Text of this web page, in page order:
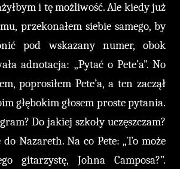
i tę możliwość. Ale kiedy już
przekonałem siebie samego, by
pod wskazany numer, obok
adnotacja: „Pytać o Pete’a”. No
poprosiłem Pete’a, a ten zaczął
głębokim głosem proste pytania.
Do jakiej szkoły uczęszczam?
Nazareth. Na co Pete: „To może
gitarzystę, Johna Camposa?”.